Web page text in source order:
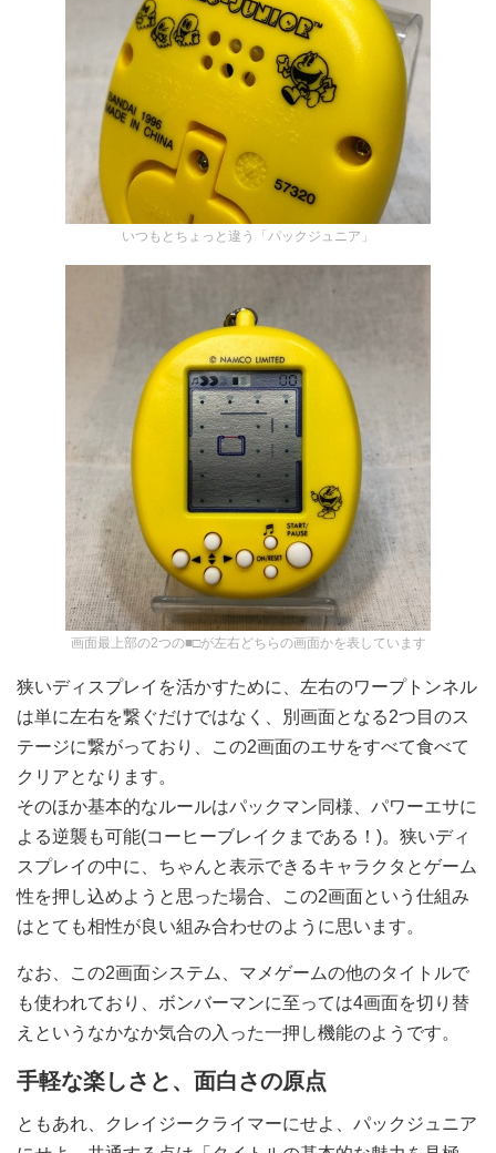
いつもとちょっと違う「パックジュニア」
画面最上部の2つの■□が左右どちらの画面かを表しています
狭いディスプレイを活かすために、左右のワープトンネル
は単に左右を繋ぐだけではなく、別画面となる2つ目のス
テージに繋がっており、この2画面のエサをすべて食べて
クリアとなります。
そのほか基本的なルールはパックマン同様、パワーエサに
よる逆襲も可能(コーヒーブレイクまである！)。狭いディ
スプレイの中に、ちゃんと表示できるキャラクタとゲーム
性を押し込めようと思った場合、この2画面という仕組み
はとても相性が良い組み合わせのように思います。
なお、この2画面システム、マメゲームの他のタイトルで
も使われており、ボンバーマンに至っては4画面を切り替
えというなかなか気合の入った一押し機能のようです。
手軽な楽しさと、面白さの原点
ともあれ、クレイジークライマーにせよ、パックジュニア